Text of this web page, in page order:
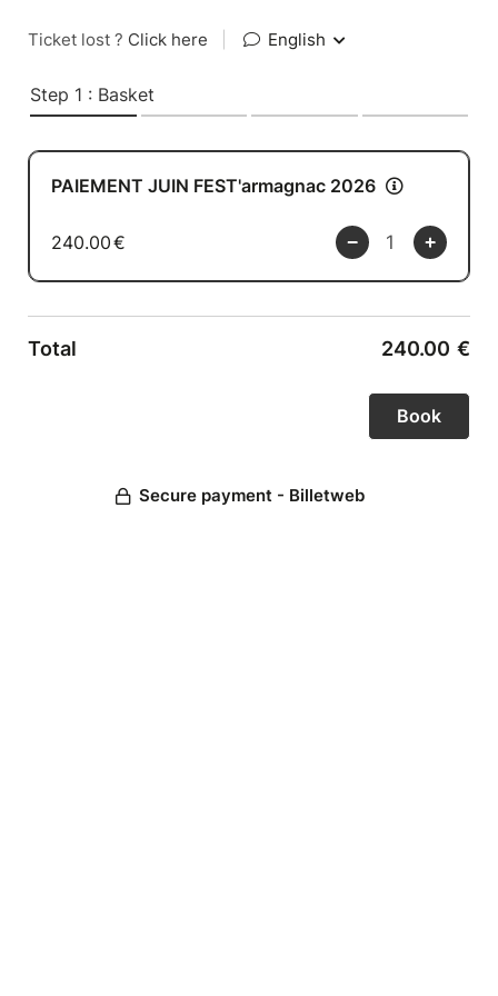
Ticket lost ? Click here English
Step 1 : Basket
PAIEMENT JUIN FEST'armagnac 2026
240.00€
Total 240.00 €
Secure payment - Billetweb